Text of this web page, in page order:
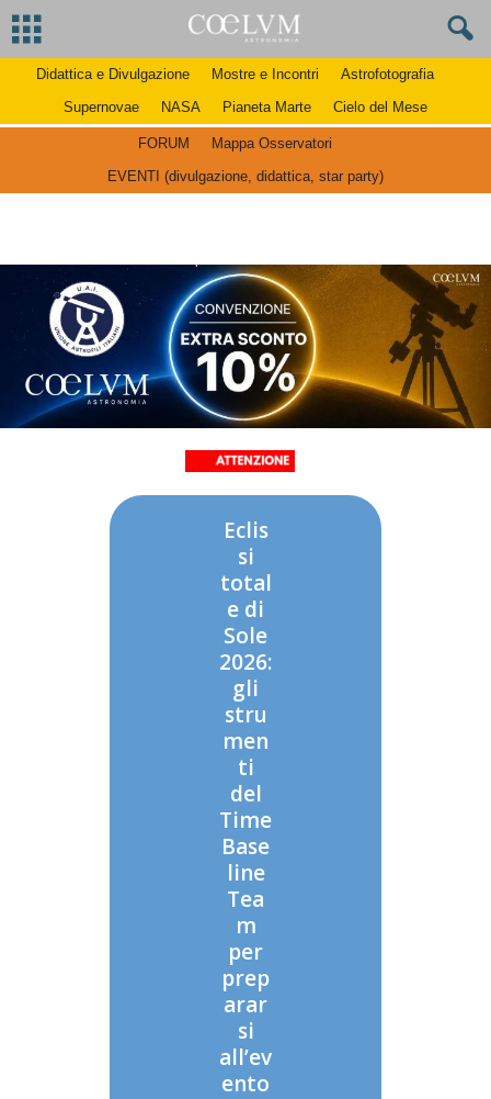
Didattica e Divulgazione Mostre e Incontri
Astrofotografia
Supernovae
NASA Pianeta Marte Cielo del Mese
FORUM
Mappa Osservatori
EVENTI (divulgazione, didattica, star party)
Eclis
si
total
e di
Sole
2026:
gli
stru
men
ti
del
Time
Base
line
Tea
m
per
prep
arar
si
all’ev
ento